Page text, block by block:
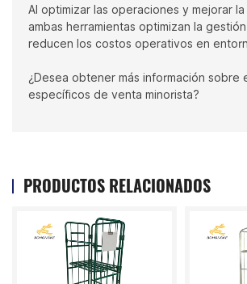
Al optimizar las operaciones y mejorar
ambas herramientas optimizan la
reducen los costos operativos en
¿Desea obtener más información sobre
específicos de venta minorista?
PRODUCTOS RELACIONADOS